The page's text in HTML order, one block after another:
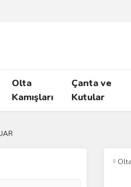
Olta
Kamışları
Çanta ve
Kutular